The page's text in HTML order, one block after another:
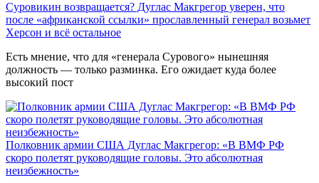
Суровикин возвращается? Дуглас Макгрегор уверен, что
после «африканской ссылки» прославленный генерал возьмет
Херсон и всё остальное
Есть мнение, что для «генерала Сурового» нынешняя
должность — только разминка. Его ожидает куда более
высокий пост
Полковник армии США Дуглас Макгрегор: «В ВМФ РФ
скоро полетят руководящие головы. Это абсолютная
неизбежность»